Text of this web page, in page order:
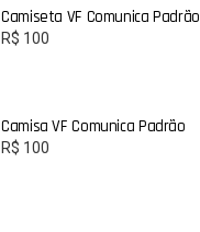
Camiseta VF Comunica Padrão
R$ 100
Camisa VF Comunica Padrão
R$ 100